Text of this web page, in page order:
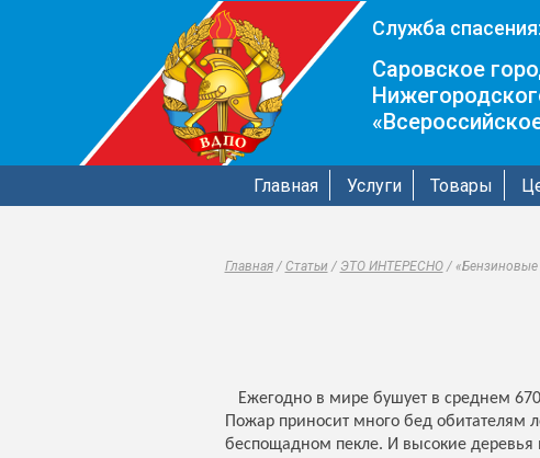
Служба спасения:
Саровское
Главная Услуги Товары
Главная/ Статьи / ЭТО ИНТЕРЕСНО/ «Бензиновые
Ежегодно в мире бушует в среднем
Пожар приносит много бед обитателям
беспощадном пекле. И высокие деревья